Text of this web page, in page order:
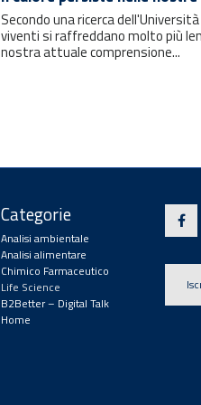
Secondo una ricerca
viventi si raffreddano molto più
nostra attuale comprensione...
Categorie
Analisi ambientale
Analisi alimentare
Chimico Farmaceutico
Life Science
B2Better – Digital Talk
Home